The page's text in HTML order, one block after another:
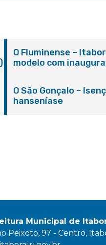
O Fluminense –
modelo com
O São Gonçalo –
hanseníase
Municipal de
Peixoto, 97 - Centro,